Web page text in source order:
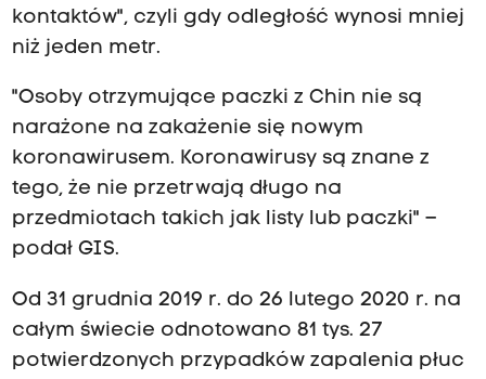
kontaktów", czyli gdy odległość wynosi mniej
niż jeden metr.
"Osoby otrzymujące paczki z Chin nie są
narażone na zakażenie się nowym
koronawirusem. Koronawirusy są znane z
tego, że nie przetrwają długo na
przedmiotach takich jak listy lub paczki" –
podał GIS.
Od 31 grudnia 2019 r. do 26 lutego 2020 r. na
całym świecie odnotowano 81 tys. 27
potwierdzonych przypadków zapalenia płuc